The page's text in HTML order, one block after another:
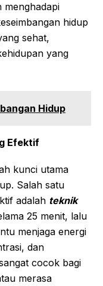
menghadapi
hidup
sehat,
yang
Hidup
Efektif
kunci utama
Salah satu
adalah teknik
25 menit, lalu
menjaga energi
dan
cocok bagi
merasa